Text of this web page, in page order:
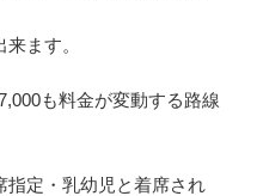
ます。
も料金が変動する路線
指定・乳幼児と着席され